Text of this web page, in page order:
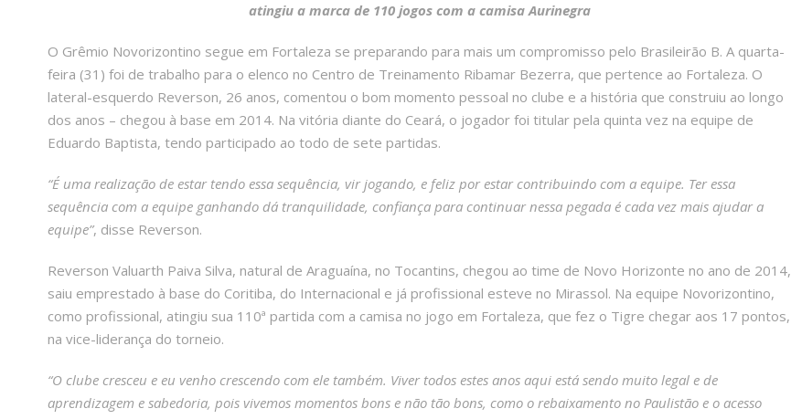
atingiu a marca de 110 jogos com a camisa Aurinegra
O Grêmio Novorizontino segue em Fortaleza se preparando para mais um compromisso pelo Brasileirão B. A quarta-
feira (31) foi de trabalho para o elenco no Centro de Treinamento Ribamar Bezerra, que pertence ao Fortaleza. O
lateral-esquerdo Reverson, 26 anos, comentou o bom momento pessoal no clube e a história que construiu ao longo
dos anos – chegou à base em 2014. Na vitória diante do Ceará, o jogador foi titular pela quinta vez na equipe de
Eduardo Baptista, tendo participado ao todo de sete partidas.
“É uma realização de estar tendo essa sequência, vir jogando, e feliz por estar contribuindo com a equipe. Ter essa
sequência com a equipe ganhando dá tranquilidade, confiança para continuar nessa pegada é cada vez mais ajudar a
equipe”, disse Reverson.
Reverson Valuarth Paiva Silva, natural de Araguaína, no Tocantins, chegou ao time de Novo Horizonte no ano de 2014,
saiu emprestado à base do Coritiba, do Internacional e já profissional esteve no Mirassol. Na equipe Novorizontino,
como profissional, atingiu sua 110ª partida com a camisa no jogo em Fortaleza, que fez o Tigre chegar aos 17 pontos,
na vice-liderança do torneio.
“O clube cresceu e eu venho crescendo com ele também. Viver todos estes anos aqui está sendo muito legal e de
aprendizagem e sabedoria, pois vivemos momentos bons e não tão bons, como o rebaixamento no Paulistão e o acesso